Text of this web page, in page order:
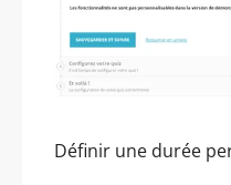
Définir une durée